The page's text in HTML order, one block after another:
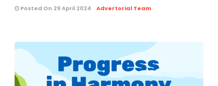
Posted On 29 April 2024 Advertorial Team